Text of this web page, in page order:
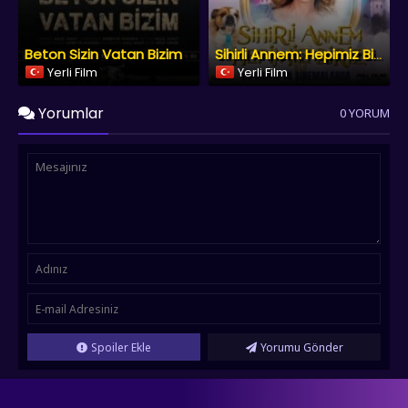
Beton Sizin Vatan Bizim
Yerli Film
Sihirli Annem: Hepimiz Biriz
Yerli Film
Yorumlar 0 YORUM
Spoiler Ekle Yorumu Gönder